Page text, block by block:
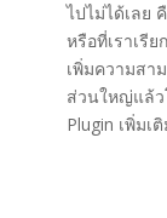
ไปไม่ได้เลย
หรือที่เราเรี
เพิ่มความสา
ส่วนใหญ่แล้ว
Plugin เพิ่มเติ